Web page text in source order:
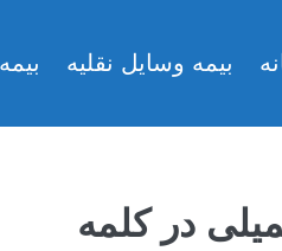
بیمه وسایل نقلیه
در کلمه